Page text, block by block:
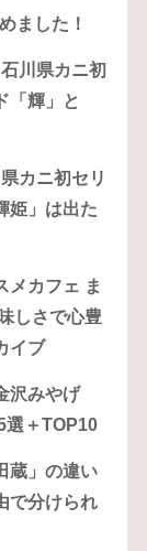
ました！
川県カニ初
「輝」と
カニ初セリ
姫」は出た
メカフェ ま
しさで心豊
イブ
沢みやげ
選＋TOP10
蔵」の違い
で分けられ